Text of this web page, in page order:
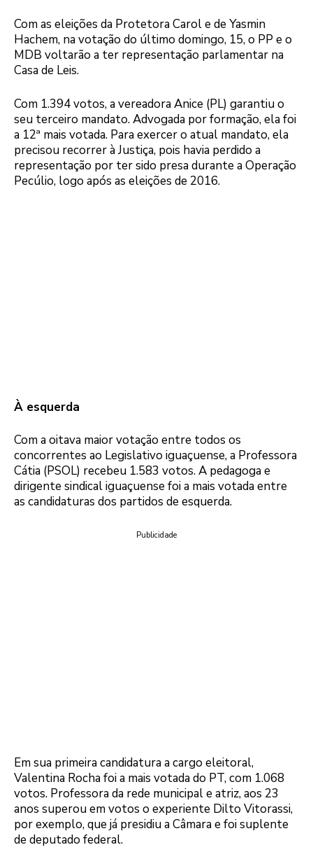
Com as eleições da Protetora Carol e de Yasmin
Hachem, na votação do último domingo, 15, o PP e o
MDB voltarão a ter representação parlamentar na
Casa de Leis.
Com 1.394 votos, a vereadora Anice (PL) garantiu o
seu terceiro mandato. Advogada por formação, ela foi
a 12ª mais votada. Para exercer o atual mandato, ela
precisou recorrer à Justiça, pois havia perdido a
representação por ter sido presa durante a Operação
Pecúlio, logo após as eleições de 2016.
À esquerda
Com a oitava maior votação entre todos os
concorrentes ao Legislativo iguaçuense, a Professora
Cátia (PSOL) recebeu 1.583 votos. A pedagoga e
dirigente sindical iguaçuense foi a mais votada entre
as candidaturas dos partidos de esquerda.
Publicidade
Em sua primeira candidatura a cargo eleitoral,
Valentina Rocha foi a mais votada do PT, com 1.068
votos. Professora da rede municipal e atriz, aos 23
anos superou em votos o experiente Dilto Vitorassi,
por exemplo, que já presidiu a Câmara e foi suplente
de deputado federal.